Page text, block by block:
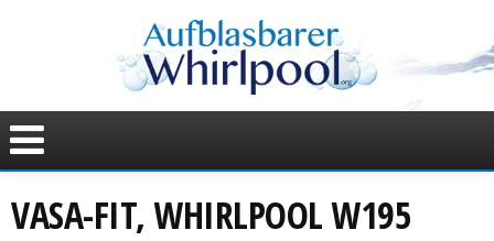
VASA-FIT, WHIRLPOOL W195